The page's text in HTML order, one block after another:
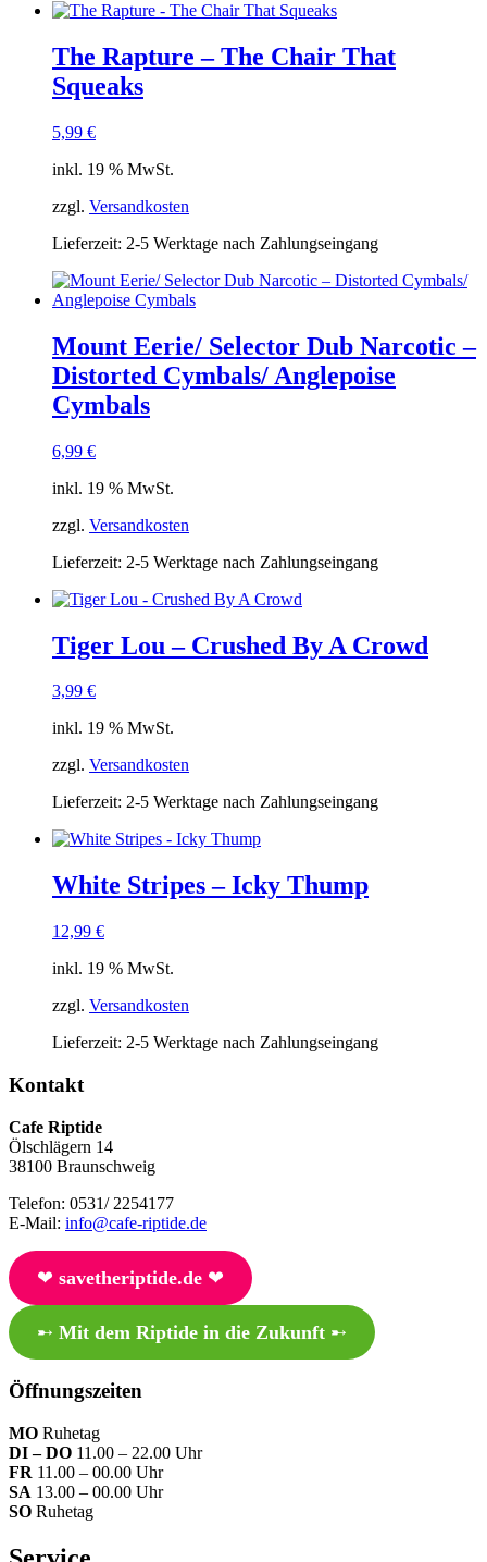
The Rapture – The Chair That
Squeaks
5,99 €
inkl. 19 % MwSt.
zzgl. Versandkosten
Lieferzeit: 2-5 Werktage nach Zahlungseingang
Mount Eerie/ Selector Dub Narcotic –
Distorted Cymbals/ Anglepoise
Cymbals
6,99 €
inkl. 19 % MwSt.
zzgl. Versandkosten
Lieferzeit: 2-5 Werktage nach Zahlungseingang
Tiger Lou – Crushed By A Crowd
3,99 €
inkl. 19 % MwSt.
zzgl. Versandkosten
Lieferzeit: 2-5 Werktage nach Zahlungseingang
White Stripes – Icky Thump
12,99 €
inkl. 19 % MwSt.
zzgl. Versandkosten
Lieferzeit: 2-5 Werktage nach Zahlungseingang
Kontakt
Cafe Riptide
Ölschlägern 14
38100 Braunschweig
Telefon: 0531/ 2254177
E-Mail: info@cafe-riptide.de
❤︎ savetheriptide.de❤︎
➸ Mit dem Riptide in die Zukunft➸
Öffnungszeiten
MO Ruhetag
DI – DO 11.00 – 22.00 Uhr
FR 11.00 – 00.00 Uhr
SA 13.00 – 00.00 Uhr
SO Ruhetag